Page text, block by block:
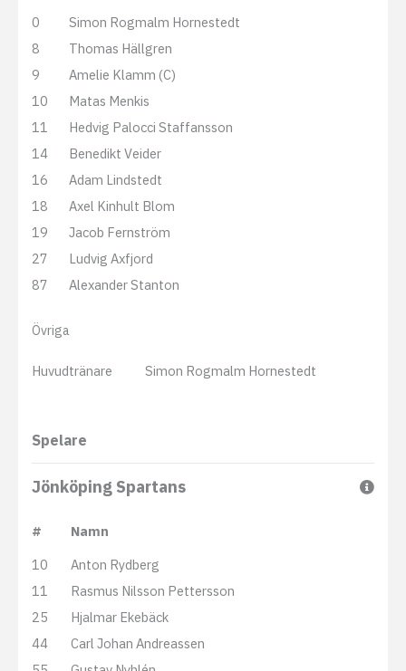
0
Simon Rogmalm Hornestedt
8
Thomas Hällgren
9
Amelie Klamm (C)
10
Matas Menkis
11
Hedvig Palocci Staffansson
14
Benedikt Veider
16
Adam Lindstedt
18
Axel Kinhult Blom
19
Jacob Fernström
27
Ludvig Axfjord
87
Alexander Stanton
Övriga
Huvudtränare Simon Rogmalm Hornestedt
Spelare
Jönköping Spartans
#
Namn
10
Anton Rydberg
11
Rasmus Nilsson Pettersson
25
Hjalmar Ekebäck
44
Carl Johan Andreassen